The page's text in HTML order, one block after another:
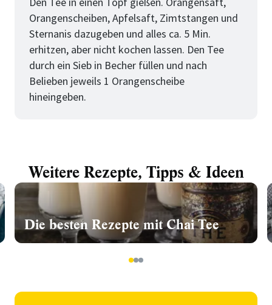
Orangenscheiben, Apfelsaft, Zimtstangen und
Sternanis dazugeben und alles ca. 5 Min.
erhitzen, aber nicht kochen lassen. Den Tee
durch ein Sieb in Becher füllen und nach
Belieben jeweils 1 Orangenscheibe
hineingeben.
Weitere Rezepte, Tipps & Ideen
Die besten Rezepte mit Chai Tee
123